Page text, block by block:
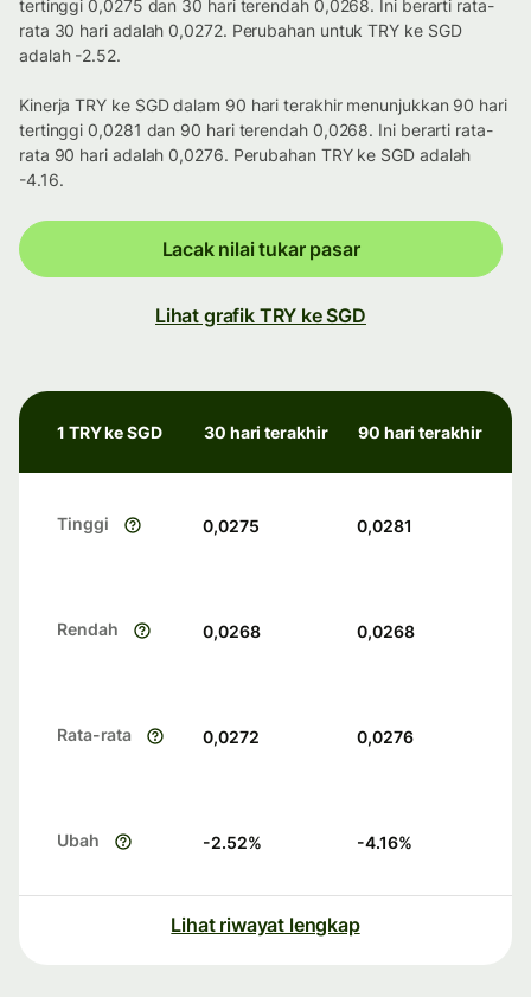
tertinggi 0,0275 dan 30 hari terendah 0,0268. Ini berarti rata-
rata 30 hari adalah 0,0272. Perubahan untuk TRY ke SGD
adalah -2.52.
Kinerja TRY ke SGD dalam 90 hari terakhir menunjukkan 90 hari
tertinggi 0,0281 dan 90 hari terendah 0,0268. Ini berarti rata-
rata 90 hari adalah 0,0276. Perubahan TRY ke SGD adalah
-4.16.
Lacak nilai tukar pasar
Lihat grafik TRY ke SGD
1 TRY ke SGD 30 hari terakhir 90 hari terakhir
Tinggi 0,0275 0,0281
Rendah 0,0268 0,0268
Rata-rata 0,0272 0,0276
Ubah -2.52% -4.16%
Lihat riwayat lengkap